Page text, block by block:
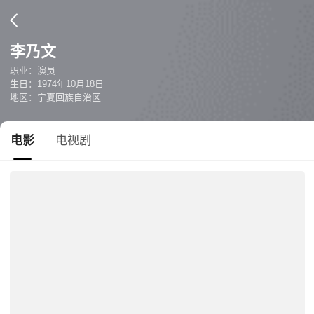
李乃文
职业：演员
生日：1974年10月18日
地区：宁夏回族自治区
电影 电视剧